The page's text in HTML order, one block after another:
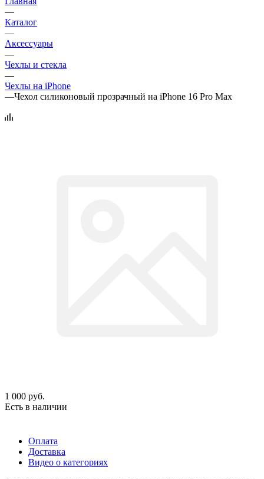
—
Каталог
—
Аксессуары
—
Чехлы и стекла
—
Чехлы на iPhone
—Чехол силиконовый прозрачный на iPhone 16 Pro Max
1 000 руб.
Есть в наличии
Оплата
Доставка
Видео о категориях